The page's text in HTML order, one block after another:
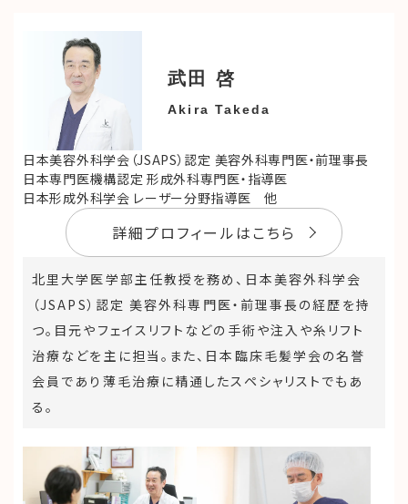
武田 啓
Akira Takeda
日本美容外科学会（JSAPS）認定 美容外科専門医・前理事長
日本専門医機構認定 形成外科専門医・指導医
日本形成外科学会 レーザー分野指導医 他
詳細プロフィールはこちら
北里大学医学部主任教授を務め、日本美容外科学会
（JSAPS）認定 美容外科専門医・前理事長の経歴を持
つ。目元やフェイスリフトなどの手術や注入や糸リフト
治療などを主に担当。また、日本臨床毛髪学会の名誉
会員であり薄毛治療に精通したスペシャリストでもあ
る。